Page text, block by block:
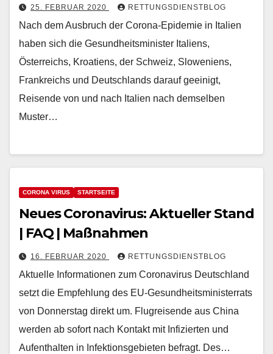
25. FEBRUAR 2020 RETTUNGSDIENSTBLOG
Nach dem Ausbruch der Corona-Epidemie in Italien
haben sich die Gesundheitsminister Italiens,
Österreichs, Kroatiens, der Schweiz, Sloweniens,
Frankreichs und Deutschlands darauf geeinigt,
Reisende von und nach Italien nach demselben
Muster…
CORONA VIRUS STARTSEITE
Neues Coronavirus: Aktueller Stand
| FAQ | Maßnahmen
16. FEBRUAR 2020 RETTUNGSDIENSTBLOG
Aktuelle Informationen zum Coronavirus Deutschland
setzt die Empfehlung des EU-Gesundheitsministerrats
von Donnerstag direkt um. Flugreisende aus China
werden ab sofort nach Kontakt mit Infizierten und
Aufenthalten in Infektionsgebieten befragt. Des…